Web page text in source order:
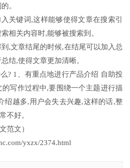
。
关键词,这样能够使得文章在搜索引
相关内容时,能够被搜索到。
,文章结尾的时候,在结尾可以加入总
结,使得文章更加清晰。
? 1、有重点地进行产品介绍 自助投
写作过程中,要围绕一个主题进行描
绍越多,用户会失去兴趣,这样的话,整
不好。
范文）
yxzx/2374.html